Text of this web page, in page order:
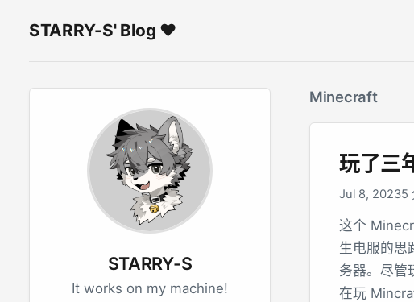
STARRY-S' Blog ♥
STARRY-S
It works on my machine!
Minecraft
玩了三
Jul 8, 20235
这个
生电服的思
务器。尽管
在玩